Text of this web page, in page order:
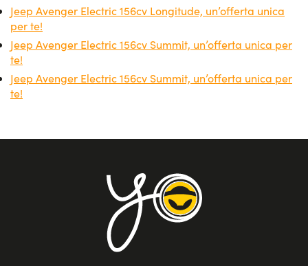
Jeep Avenger Electric 156cv Longitude, un’offerta unica
per te!
Jeep Avenger Electric 156cv Summit, un’offerta unica per
te!
Jeep Avenger Electric 156cv Summit, un’offerta unica per
te!